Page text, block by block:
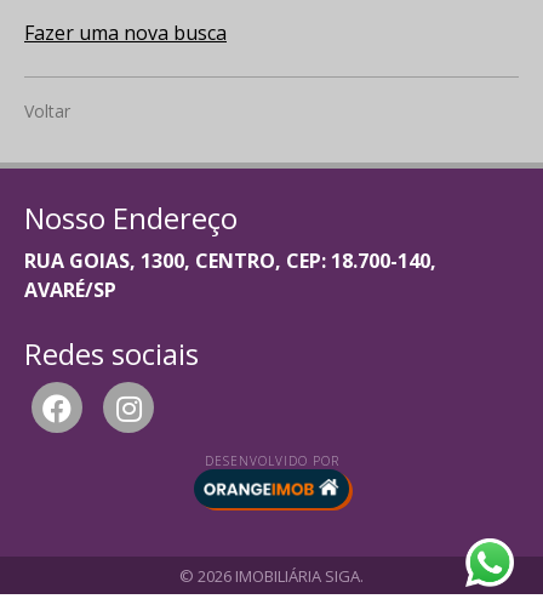
Fazer uma nova busca
Voltar
Nosso Endereço
RUA GOIAS, 1300, CENTRO, CEP: 18.700-140,
AVARÉ/SP
Redes sociais
DESENVOLVIDO POR
© 2026 IMOBILIÁRIA SIGA.